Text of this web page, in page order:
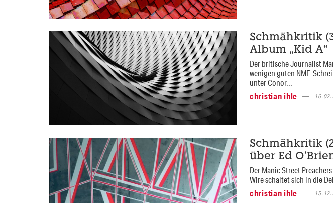
Schmähkritik
Album „Kid A“
Der britische Journalist
wenigen guten NME-
unter Conor...
christian ihle
Schmähkritik
über Ed
Der Manic Street
Wire schaltet sich in die
christian ihle